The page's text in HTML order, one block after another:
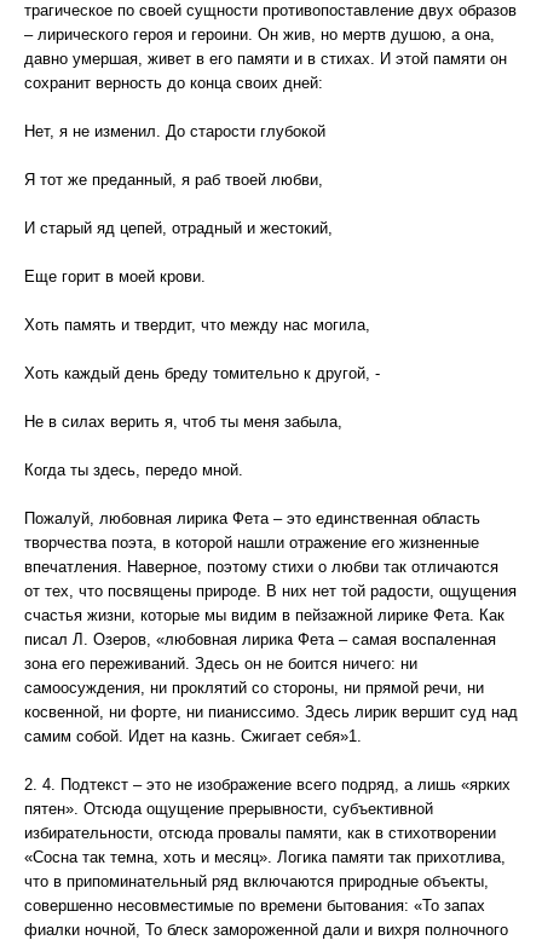
трагическое по своей сущности противопоставление двух образов
– лирического героя и героини. Он жив, но мертв душою, а она,
давно умершая, живет в его памяти и в стихах. И этой памяти он
сохранит верность до конца своих дней:
Нет, я не изменил. До старости глубокой
Я тот же преданный, я раб твоей любви,
И старый яд цепей, отрадный и жестокий,
Еще горит в моей крови.
Хоть память и твердит, что между нас могила,
Хоть каждый день бреду томительно к другой, -
Не в силах верить я, чтоб ты меня забыла,
Когда ты здесь, передо мной.
Пожалуй, любовная лирика Фета – это единственная область
творчества поэта, в которой нашли отражение его жизненные
впечатления. Наверное, поэтому стихи о любви так отличаются
от тех, что посвящены природе. В них нет той радости, ощущения
счастья жизни, которые мы видим в пейзажной лирике Фета. Как
писал Л. Озеров, «любовная лирика Фета – самая воспаленная
зона его переживаний. Здесь он не боится ничего: ни
самоосуждения, ни проклятий со стороны, ни прямой речи, ни
косвенной, ни форте, ни пианиссимо. Здесь лирик вершит суд над
самим собой. Идет на казнь. Сжигает себя»1.
2. 4. Подтекст – это не изображение всего подряд, а лишь «ярких
пятен». Отсюда ощущение прерывности, субъективной
избирательности, отсюда провалы памяти, как в стихотворении
«Сосна так темна, хоть и месяц». Логика памяти так прихотлива,
что в припоминательный ряд включаются природные объекты,
совершенно несовместимые по времени бытования: «То запах
фиалки ночной, То блеск замороженной дали и вихря полночного